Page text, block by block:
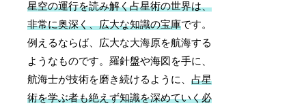
星空の運行を読み解く占星術の世界は、
非常に奥深く、広大な知識の宝庫です。
例えるならば、広大な大海原を航海する
ようなものです。羅針盤や海図を手に、
航海士が技術を磨き続けるように、占星
術を学ぶ者も絶えず知識を深めていく必